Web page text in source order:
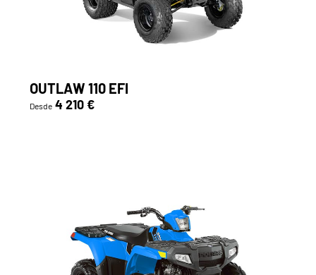
OUTLAW 110 EFI
Desde 4 210 €